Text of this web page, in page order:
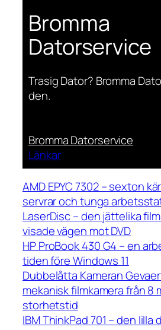
Bromma
Datorservice
Trasig Dator? Bromma
den.
Bromma Datorservice
Länkar
AMD EPYC 7302 – sexton
servrar och tunga
LaserDisc – den jättelika
visade vägen mot DVD
HP ProBook 430 G4 – en
tiden före Windows 11
Dubbelåtta Kameran
mekanisk filmkamera från 8
storhetstid
IBM ThinkPad 701 – den lilla